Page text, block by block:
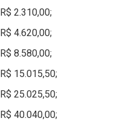
2.310,00;
4.620,00;
8.580,00;
15.015,50;
25.025,50;
40.040,00;